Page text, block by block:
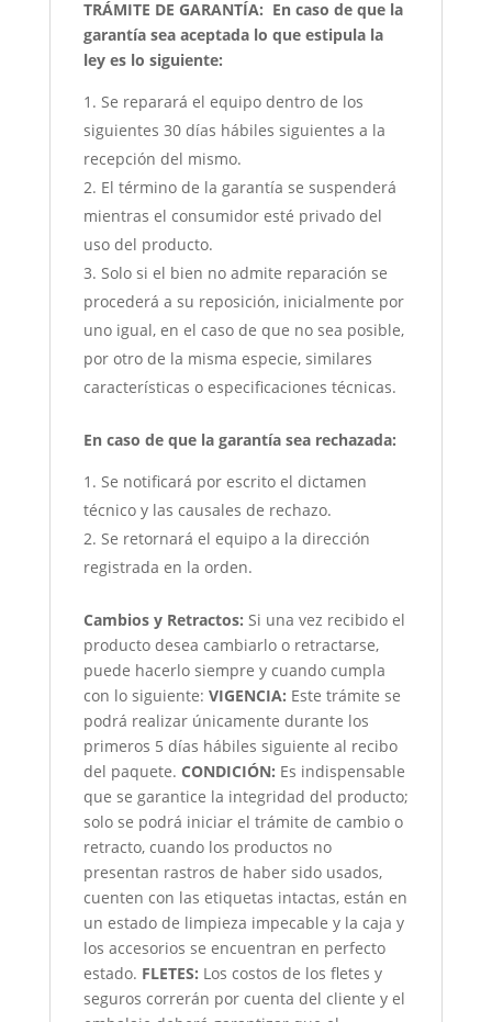
TRÁMITE DE GARANTÍA: En caso de que la
garantía sea aceptada lo que estipula la
ley es lo siguiente:
Se reparará el equipo dentro de los
siguientes 30 días hábiles siguientes a la
recepción del mismo.
El término de la garantía se suspenderá
mientras el consumidor esté privado del
uso del producto.
Solo si el bien no admite reparación se
procederá a su reposición, inicialmente por
uno igual, en el caso de que no sea posible,
por otro de la misma especie, similares
características o especificaciones técnicas.
En caso de que la garantía sea rechazada:
Se notificará por escrito el dictamen
técnico y las causales de rechazo.
Se retornará el equipo a la dirección
registrada en la orden.
Cambios y Retractos: Si una vez recibido el
producto desea cambiarlo o retractarse,
puede hacerlo siempre y cuando cumpla
con lo siguiente: VIGENCIA: Este trámite se
podrá realizar únicamente durante los
primeros 5 días hábiles siguiente al recibo
del paquete. CONDICIÓN: Es indispensable
que se garantice la integridad del producto;
solo se podrá iniciar el trámite de cambio o
retracto, cuando los productos no
presentan rastros de haber sido usados,
cuenten con las etiquetas intactas, están en
un estado de limpieza impecable y la caja y
los accesorios se encuentran en perfecto
estado. FLETES: Los costos de los fletes y
seguros correrán por cuenta del cliente y el